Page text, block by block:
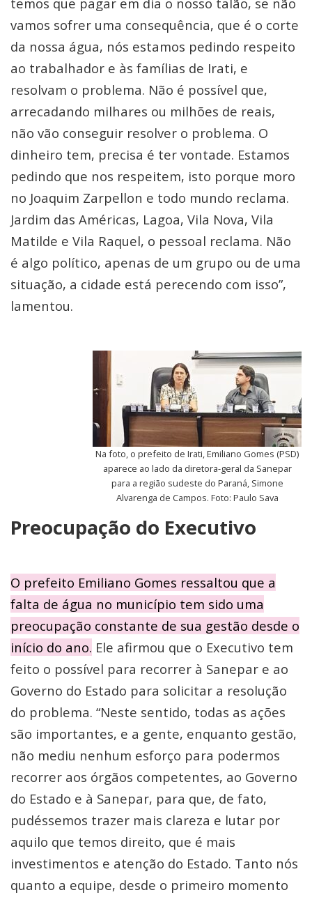
vamos sofrer uma consequência, que é o corte
da nossa água, nós estamos pedindo respeito
ao trabalhador e às famílias de Irati, e
resolvam o problema. Não é possível que,
arrecadando milhares ou milhões de reais,
não vão conseguir resolver o problema. O
dinheiro tem, precisa é ter vontade. Estamos
pedindo que nos respeitem, isto porque moro
no Joaquim Zarpellon e todo mundo reclama.
Jardim das Américas, Lagoa, Vila Nova, Vila
Matilde e Vila Raquel, o pessoal reclama. Não
é algo político, apenas de um grupo ou de uma
situação, a cidade está perecendo com isso”,
lamentou.
Na foto, o prefeito de Irati, Emiliano Gomes (PSD)
aparece ao lado da diretora-geral da Sanepar
para a região sudeste do Paraná, Simone
Alvarenga de Campos. Foto: Paulo Sava
Preocupação do Executivo
O prefeito Emiliano Gomes ressaltou que a
falta de água no município tem sido uma
preocupação constante de sua gestão desde o
início do ano. Ele afirmou que o Executivo tem
feito o possível para recorrer à Sanepar e ao
Governo do Estado para solicitar a resolução
do problema. “Neste sentido, todas as ações
são importantes, e a gente, enquanto gestão,
não mediu nenhum esforço para podermos
recorrer aos órgãos competentes, ao Governo
do Estado e à Sanepar, para que, de fato,
pudéssemos trazer mais clareza e lutar por
aquilo que temos direito, que é mais
investimentos e atenção do Estado. Tanto nós
quanto a equipe, desde o primeiro momento